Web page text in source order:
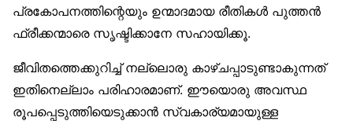
പ്രകോപനത്തിന്റെയും ഉന്മാദമായ രീതികൾ പുത്തൻ
ഫ്രീക്കന്മാരെ സൃഷ്ടിക്കാനേ സഹായിക്കൂ.
ജീവിതത്തെക്കുറിച്ച് നല്ലൊരു കാഴ്ചപ്പാടുണ്ടാകുന്നത്
ഇതിനെല്ലാം പരിഹാരമാണ്. ഈയൊരു അവസ്ഥ
രൂപപ്പെടുത്തിയെടുക്കാൻ സ്വകാര്യമായുള്ള